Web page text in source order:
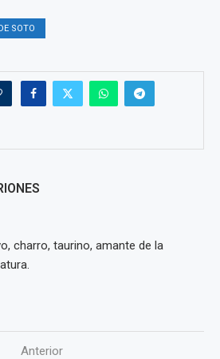
SOTO
charro, taurino, amante de la
Anterior